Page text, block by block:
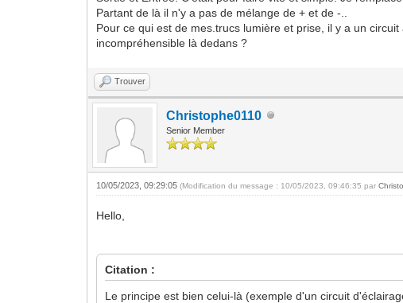
Partant de là il n'y a pas de mélange de + et de -..
Pour ce qui est de mes.trucs lumière et prise, il y a un
incompréhensible là dedans ?
Trouver
Christophe0110
Senior Member
10/05/2023, 09:29:05(Modification du message : 10/05/2023, 09:46:35 par
Hello,
Citation :
Le principe est bien celui-là (exemple d'un circuit